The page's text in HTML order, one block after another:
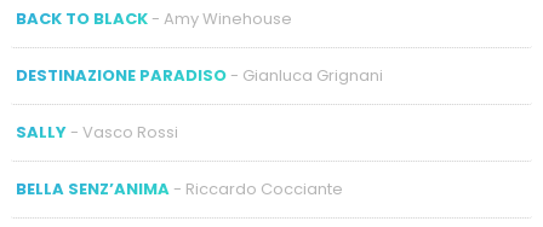
BACK TO BLACK- Amy Winehouse
DESTINAZIONE PARADISO- Gianluca Grignani
SALLY- Vasco Rossi
BELLA SENZ’ANIMA- Riccardo Cocciante